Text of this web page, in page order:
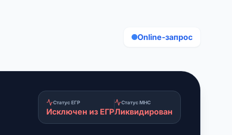
Online-запрос
Статус ЕГР
Исключен из ЕГР
Статус МНС
Ликвидирован